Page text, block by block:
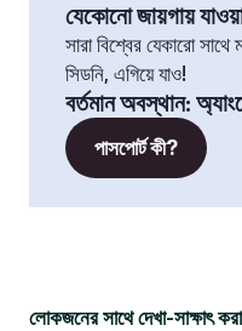
যেকোনো জায়গায়
সারা বিশ্বের যেকারো
সিডনি, এগিয়ে যাও!
বর্তমান অবস্থান:
পাসপোর্ট কী?
লোকজনের সাথে দেখা-সাক্ষাৎ